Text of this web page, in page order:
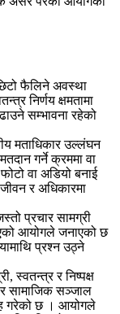
फैलिने अवस्था
निर्णय क्षमतामा
सम्भावना रहेको
मताधिकार उल्लंघन
गर्ने क्रममा वा
वा अडियो बनाई
र अधिकारमा
प्रचार सामग्री
आयोगले जनाएको छ
प्रश्न उठ्ने
स्वतन्त्र र निष्पक्ष
सामाजिक सञ्जाल
गरेको छ । आयोगले